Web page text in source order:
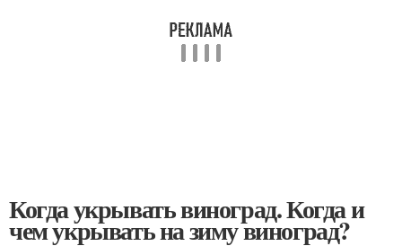
Когда укрывать виноград. Когда и
чем укрывать на зиму виноград?